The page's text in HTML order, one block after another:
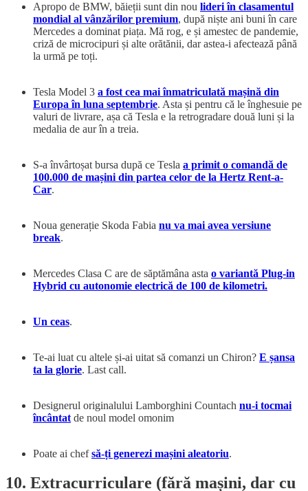
Apropo de BMW, băieții sunt din nou lideri în clasamentul
mondial al vânzărilor premium, după niște ani buni în care
Mercedes a dominat piața. Mă rog, e și amestec de pandemie,
criză de microcipuri și alte orătănii, dar astea-i afectează până
la urmă pe toți.
Tesla Model 3 a fost cea mai înmatriculată mașină din
Europa în luna septembrie. Asta și pentru că le înghesuie pe
valuri de livrare, așa că Tesla e la retrogradare două luni și la
medalia de aur în a treia.
S-a învârtoșat bursa după ce Tesla a primit o comandă de
100.000 de mașini din partea celor de la Hertz Rent-a-
Car.
Noua generație Skoda Fabia nu va mai avea versiune
break.
Mercedes Clasa C are de săptămâna asta o variantă Plug-in
Hybrid cu autonomie electrică de 100 de kilometri.
Un ceas.
Te-ai luat cu altele și-ai uitat să comanzi un Chiron? E șansa
ta la glorie. Last call.
Designerul originalului Lamborghini Countach nu-i tocmai
încântat de noul model omonim
Poate ai chefsă-ți generezi mașini aleatoriu.
10. Extracurriculare (fără mașini, dar cu